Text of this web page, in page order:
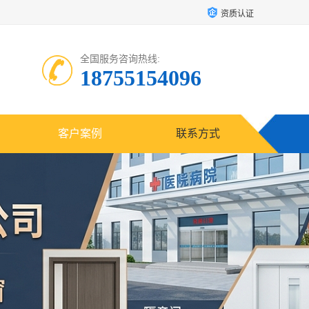
资质认证
全国服务咨询热线:
18755154096
客户案例 联系方式